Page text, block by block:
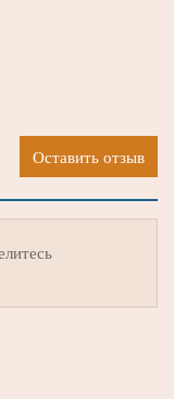
Оставить отзыв